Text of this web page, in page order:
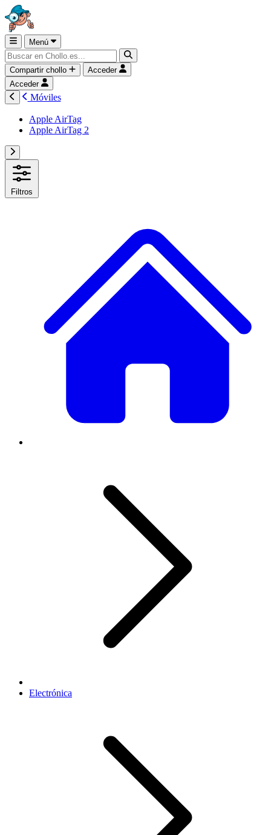
Menú
Compartir chollo
Acceder
Acceder
Móviles
Apple AirTag
Apple AirTag 2
Filtros
Electrónica